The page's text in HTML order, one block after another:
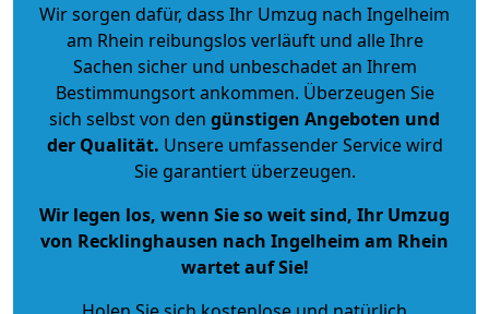
Wir sorgen dafür, dass Ihr Umzug nach Ingelheim
am Rhein reibungslos verläuft und alle Ihre
Sachen sicher und unbeschadet an Ihrem
Bestimmungsort ankommen. Überzeugen Sie
sich selbst von den günstigen Angeboten und
der Qualität. Unsere umfassender Service wird
Sie garantiert überzeugen.
Wir legen los, wenn Sie so weit sind, Ihr Umzug
von Recklinghausen nach Ingelheim am Rhein
wartet auf Sie!